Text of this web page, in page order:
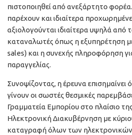
πιστοποιηθεί από ανεξάρτητο
παρέχουν και ιδιαίτερα
αξιολογούνται ιδιαίτερα υψηλά από
καταναλωτές όπως η εξυπηρέτηση
sales) και η συνεχής πληροφόρηση
παραγγελίας.
Συνοψίζοντας, η έρευνα επισημαίνει
γίνουν οι σωστές θεσμικές
Γραμματεία Εμπορίου στο πλαίσιο
Ηλεκτρονική Διακυβέρνηση με
καταγραφή όλων των